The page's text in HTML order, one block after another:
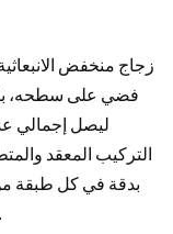
زجاج منخفض
فضي على سطحه،
التركيب المعقد
بدقة في كل طبقة
العزل الحراري، ونقل الضوء، وتوفير الطاقة.